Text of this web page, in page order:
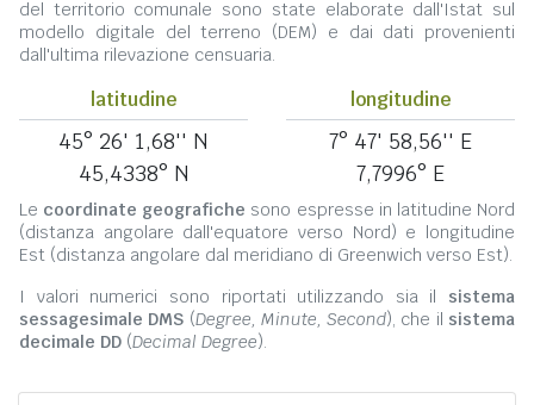
del territorio comunale sono state elaborate dall'Istat sul
modello digitale del terreno (DEM) e dai dati provenienti
dall'ultima rilevazione censuaria.
latitudine
45° 26' 1,68'' N
45,4338° N
longitudine
7° 47' 58,56'' E
7,7996° E
Le coordinate geografiche sono espresse in latitudine Nord
(distanza angolare dall'equatore verso Nord) e longitudine
Est (distanza angolare dal meridiano di Greenwich verso Est).
I valori numerici sono riportati utilizzando sia il sistema
sessagesimale DMS (Degree, Minute, Second), che il sistema
decimale DD (Decimal Degree).